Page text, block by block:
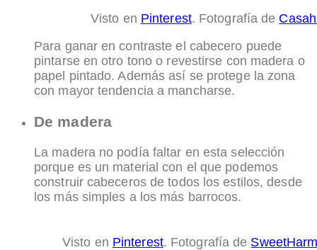
Visto en Pinterest. Fotografía de
Para ganar en contraste el cabecero puede
pintarse en otro tono o revestirse con madera o
papel pintado. Además así se protege la zona
con mayor tendencia a mancharse.
De madera
La madera no podía faltar en esta selección
porque es un material con el que podemos
construir cabeceros de todos los estilos, desde
los más simples a los más barrocos.
Visto en Pinterest. Fotografía de